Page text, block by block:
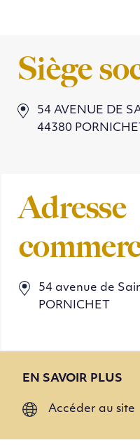
Siège
54 AVENUE DE
44380 PORNICHET
Adresse
54 avenue de
PORNICHET
EN SAVOIR PLUS
Accéder au site